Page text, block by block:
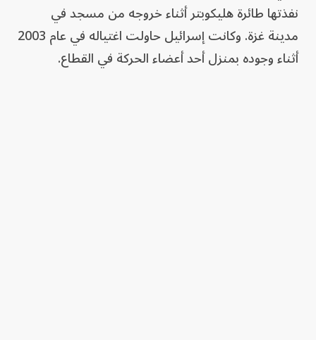
نفذتها طائرة هليكوبتر أثناء خروجه من مسجد في
مدينة غزة. وكانت إسرائيل حاولت اغتياله في عام 2003
أثناء وجوده بمنزل أحد أعضاء الحركة في القطاع.